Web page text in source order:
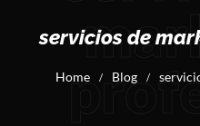
servicios de
Home / Blog /